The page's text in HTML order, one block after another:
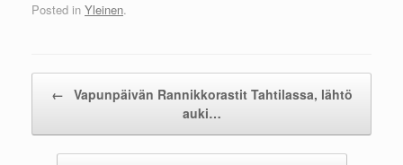
Posted in Yleinen.
← Vapunpäivän Rannikkorastit Tahtilassa, lähtö
auki…